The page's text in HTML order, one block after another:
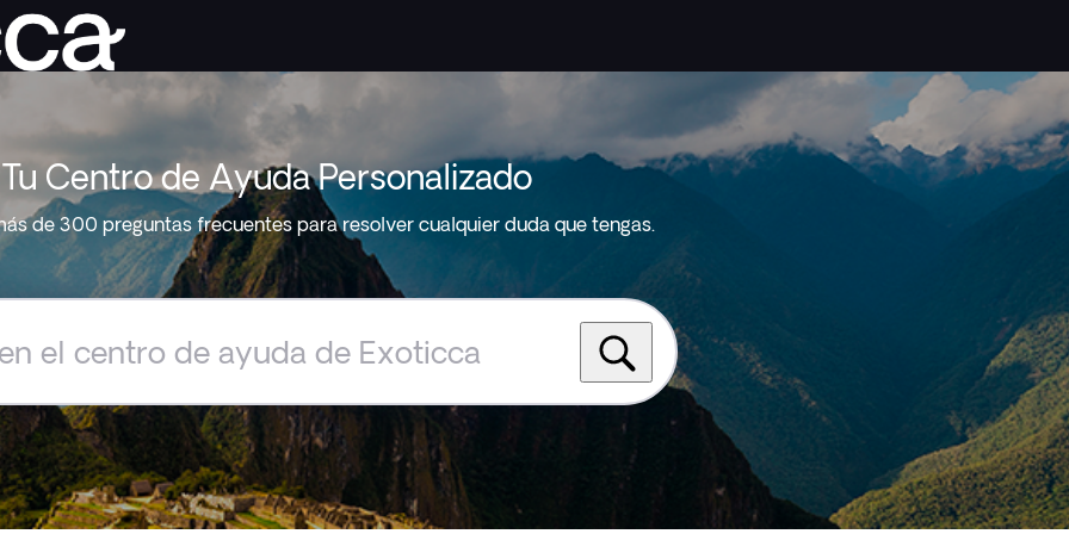
Tu Centro de Ayuda Personalizado
de 300 preguntas frecuentes para resolver cualquier duda que tengas.